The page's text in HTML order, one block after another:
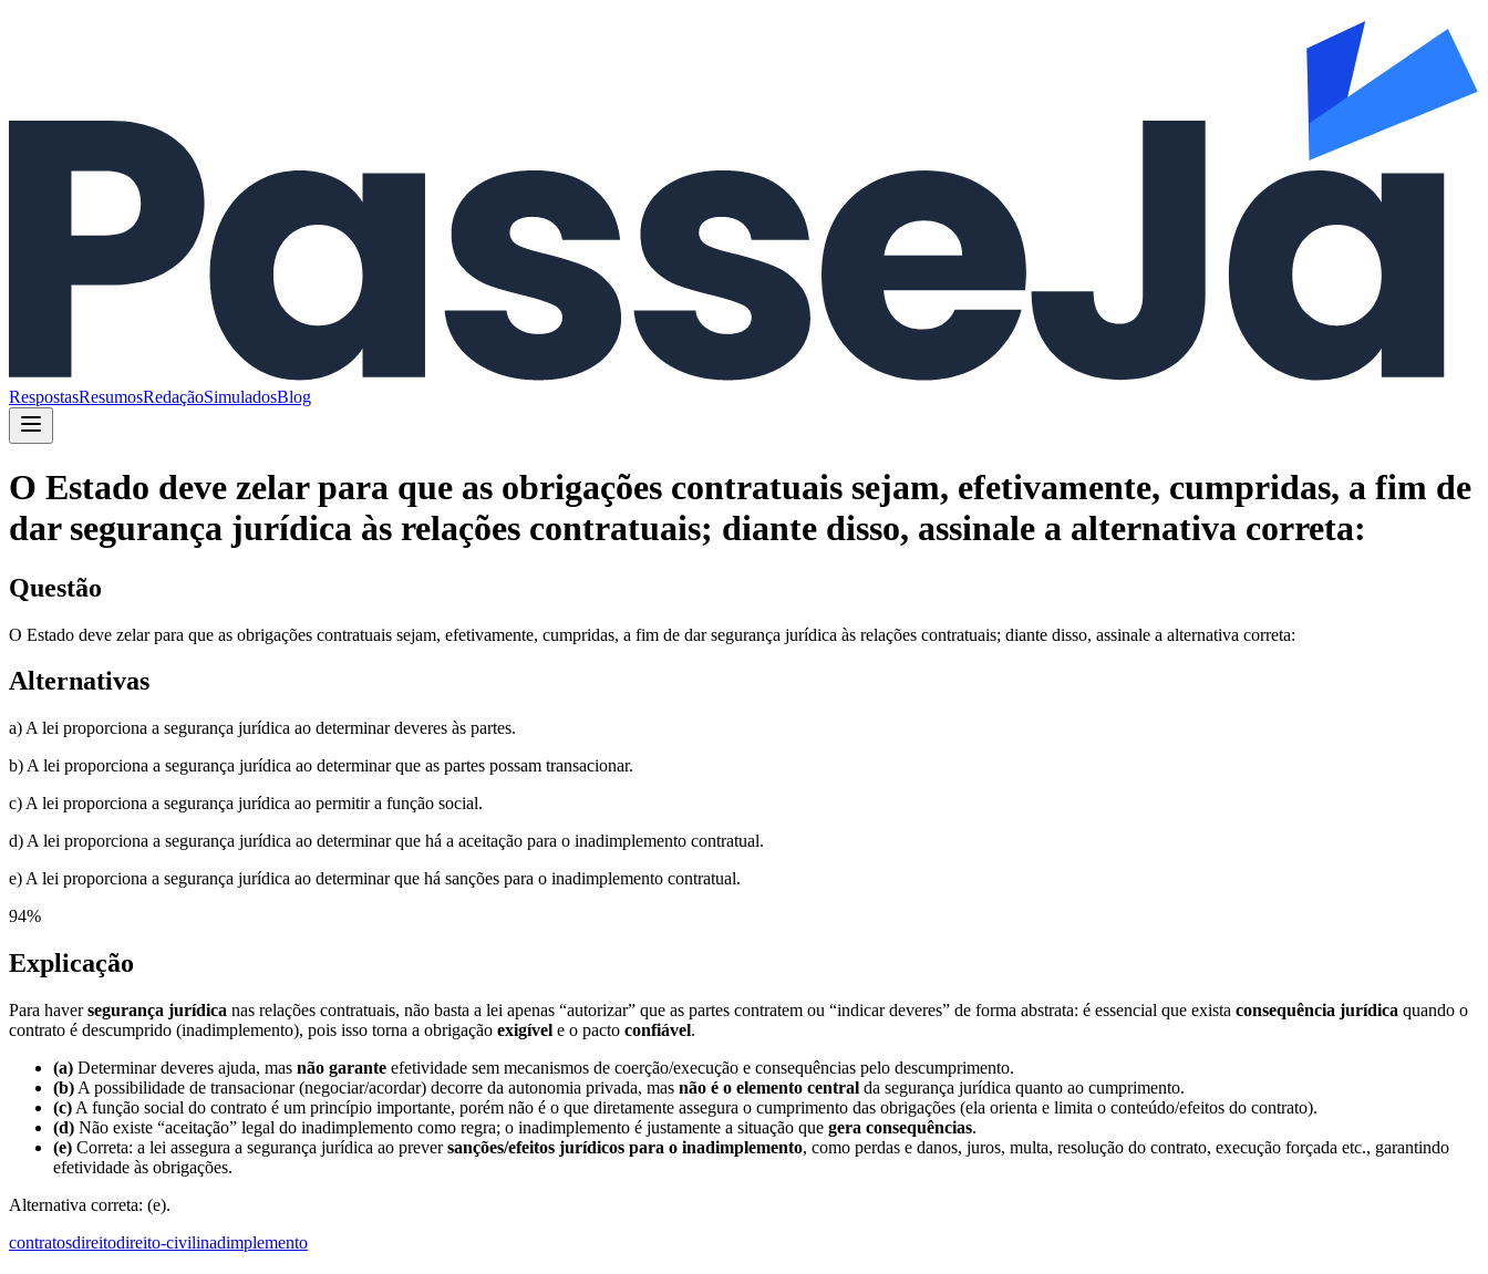
RespostasResumosRedaçãoSimuladosBlog
O Estado deve zelar para que as obrigações contratuais sejam, efetivamente, cumpridas, a fim de
dar segurança jurídica às relações contratuais; diante disso, assinale a alternativa correta:
Questão
O Estado deve zelar para que as obrigações contratuais sejam, efetivamente, cumpridas, a fim de dar segurança jurídica às relações contratuais; diante disso, assinale a alternativa correta:
Alternativas
a) A lei proporciona a segurança jurídica ao determinar deveres às partes.
b) A lei proporciona a segurança jurídica ao determinar que as partes possam transacionar.
c) A lei proporciona a segurança jurídica ao permitir a função social.
d) A lei proporciona a segurança jurídica ao determinar que há a aceitação para o inadimplemento contratual.
e) A lei proporciona a segurança jurídica ao determinar que há sanções para o inadimplemento contratual.
94%
Explicação
Para haversegurança jurídica nas relações contratuais, não basta a lei apenas “autorizar” que as partes contratem ou “indicar deveres” de forma abstrata: é essencial que exista consequência jurídica quando o
contrato é descumprido (inadimplemento), pois isso torna a obrigação exigível e o pacto confiável.
(a) Determinar deveres ajuda, mas não garante efetividade sem mecanismos de coerção/execução e consequências pelo descumprimento.
(b) A possibilidade de transacionar (negociar/acordar) decorre da autonomia privada, mas não é o elemento central da segurança jurídica quanto ao cumprimento.
(c) A função social do contrato é um princípio importante, porém não é o que diretamente assegura o cumprimento das obrigações (ela orienta e limita o conteúdo/efeitos do contrato).
(d) Não existe “aceitação” legal do inadimplemento como regra; o inadimplemento é justamente a situação que gera consequências.
(e) Correta: a lei assegura a segurança jurídica ao preversanções/efeitos jurídicos para o inadimplemento, como perdas e danos, juros, multa, resolução do contrato, execução forçada etc., garantindo
efetividade às obrigações.
Alternativa correta: (e).
contratosdireitodireito-civilinadimplemento